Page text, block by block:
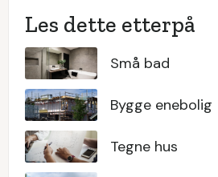
Les dette etterpå
Små bad
Bygge enebolig
Tegne hus